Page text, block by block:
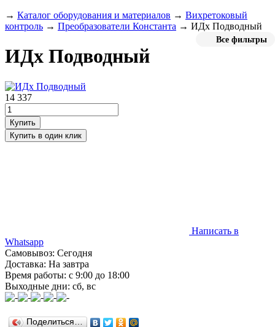
→ Каталог оборудования и материалов → Вихретоковый
контроль → Преобразователи Константа → ИДх Подводный
Все фильтры
ИДх Подводный
14 337
Написать в
Whatsapp
Самовывоз: Сегодня
Доставка: На завтра
Время работы: с 9:00 до 18:00
Выходные дни: сб, вс
Поделиться…